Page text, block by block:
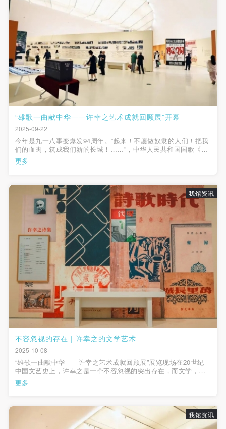
“雄歌一曲献中华——许幸之艺术成就回顾展”开幕
2025-09-22
今年是九一八事变爆发94周年。“起来！不愿做奴隶的人们！把我
们的血肉，筑成我们新的长城！……”，中华人民共和国国歌《义
勇军进行曲》的旋律已经深深印入每一个中国人的内心，成为民
族精神的象征。歌曲诞生于1935年由许幸之先生导演的经典影片
更多
我馆资讯
不容忽视的存在 | 许幸之的文学艺术
2025-10-08
“雄歌一曲献中华——许幸之艺术成就回顾展”展览现场在20世纪
中国文艺史上，许幸之是一个不容忽视的突出存在，而文学，是
许幸之最早也是最持久的表达方式：17岁便以新诗登上《觉悟》
副刊，1924年又以小说《海涯》刊于《东方杂志》，正式迈入新
更多
我馆资讯
快捷登录 帐号密码登录
手机号码
手机号码将作为您的登录账号
登录
可使用雅昌艺术网会员账户登录
（1）、拍摄内容 乙方拍摄的带有甲方肖像的作品内
容包括：①中央美术学院美术馆②中央美术学院校园
内○3由中央美术学院公共教育部策划或执行的一切活
动。
（2）、使用形式 用于中央美术学院图书出版、销售
附带光盘及宣传资料。
（3）、使用地域范围
适用地域范围包括国内和国外。
使用肖像的媒介限于不损害甲方肖像权的任何媒介
（如杂志、网络等）。
三、肖像权使用期限
永久使用。
带有甲方肖像作品的拍摄费用由乙方承担。
乙方于拍摄完带有甲方肖像的作品无需支付甲方任何
费用。
（1）、本协议未尽事宜，经双方友好协商后可作为
本协议的补充协议，并不得违反相关法律法规规定。
（2）、本协议自甲乙双方签字（盖章）、勾选之日
起生效。
（3）、本协议包括纸质档和电子档，纸质档—式二
份，甲乙双方各执一份，均具有同等法律效力。
活动参与者意味着接受并承担本协议的全部义务，未
同意者意味着放弃参加此次活动的权利。凡参加这次
活动前，必须事先与自己的家属沟通，取得家属同
意，同时知晓并同意本免责声明。参加者签名/勾选
后，视作其家属也已知晓并同意。
（1）、拍摄内容 乙方拍摄的带有甲方肖像的作品内
容包括：①中央美术学院美术馆②中央美术学院校园
内○3由中央美术学院公共教育部策划或执行的一切活
动。
（2）、使用形式 用于中央美术学院图书出版、销售
附带光盘及宣传资料。
（3）、使用地域范围
适用地域范围包括国内和国外。
使用肖像的媒介限于不损害甲方肖像权的任何媒介
（如杂志、网络等）。
三、肖像权使用期限
永久使用。
带有甲方肖像作品的拍摄费用由乙方承担。
乙方于拍摄完带有甲方肖像的作品无需支付甲方任何
费用。
（1）、本协议未尽事宜，经双方友好协商后可作为
本协议的补充协议，并不得违反相关法律法规规定。
（2）、本协议自甲乙双方签字（盖章）、勾选之日
起生效。
（3）、本协议包括纸质档和电子档，纸质档—式二
份，甲乙双方各执一份，均具有同等法律效力。
活动参与者意味着接受并承担本协议的全部义务，未
同意者意味着放弃参加此次活动的权利。凡参加这次
活动前，必须事先与自己的家属沟通，取得家属同
意，同时知晓并同意本免责声明。参加者签名/勾选
后，视作其家属也已知晓并同意。
（1）、拍摄内容 乙方拍摄的带有甲方肖像的作品内
容包括：①中央美术学院美术馆②中央美术学院校园
内○3由中央美术学院公共教育部策划或执行的一切活
动。
（2）、使用形式 用于中央美术学院图书出版、销售
附带光盘及宣传资料。
（3）、使用地域范围
适用地域范围包括国内和国外。
使用肖像的媒介限于不损害甲方肖像权的任何媒介
（如杂志、网络等）。
三、肖像权使用期限
永久使用。
带有甲方肖像作品的拍摄费用由乙方承担。
乙方于拍摄完带有甲方肖像的作品无需支付甲方任何
费用。
（1）、本协议未尽事宜，经双方友好协商后可作为
本协议的补充协议，并不得违反相关法律法规规定。
（2）、本协议自甲乙双方签字（盖章）、勾选之日
起生效。
（3）、本协议包括纸质档和电子档，纸质档—式二
份，甲乙双方各执一份，均具有同等法律效力。
活动参与者意味着接受并承担本协议的全部义务，未
同意者意味着放弃参加此次活动的权利。凡参加这次
活动前，必须事先与自己的家属沟通，取得家属同
意，同时知晓并同意本免责声明。参加者签名/勾选
后，视作其家属也已知晓并同意。